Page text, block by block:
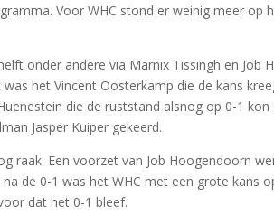
Voor WHC stond er weinig meer op
onder andere via Marnix Tissingh en
het Vincent Oosterkamp die de kans
die de ruststand alsnog op 0-1
Jasper Kuiper gekeerd.
raak. Een voorzet van Job Hoogendoorn
de 0-1 was het WHC met een grote kans
dat het 0-1 bleef.